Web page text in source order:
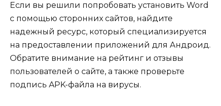
Если вы решили попробовать установить Word
с помощью сторонних сайтов, найдите
надежный ресурс, который специализируется
на предоставлении приложений для Андроид.
Обратите внимание на рейтинг и отзывы
пользователей о сайте, а также проверьте
подпись APK-файла на вирусы.